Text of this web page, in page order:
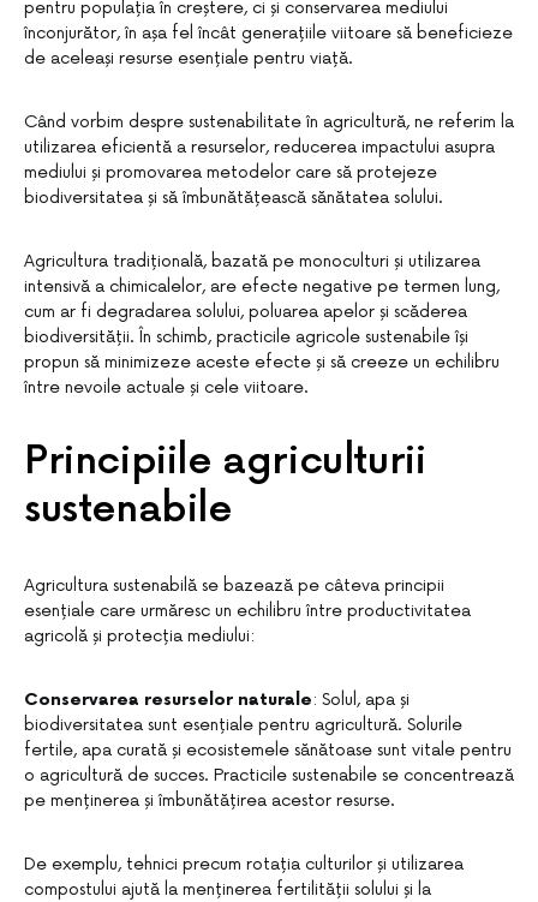
pentru populația în creștere, ci și conservarea mediului
înconjurător, în așa fel încât generațiile viitoare să beneficieze
de aceleași resurse esențiale pentru viață.
Când vorbim despre sustenabilitate în agricultură, ne referim la
utilizarea eficientă a resurselor, reducerea impactului asupra
mediului și promovarea metodelor care să protejeze
biodiversitatea și să îmbunătățească sănătatea solului.
Agricultura tradițională, bazată pe monoculturi și utilizarea
intensivă a chimicalelor, are efecte negative pe termen lung,
cum ar fi degradarea solului, poluarea apelor și scăderea
biodiversității. În schimb, practicile agricole sustenabile își
propun să minimizeze aceste efecte și să creeze un echilibru
între nevoile actuale și cele viitoare.
Principiile agriculturii
sustenabile
Agricultura sustenabilă se bazează pe câteva principii
esențiale care urmăresc un echilibru între productivitatea
agricolă și protecția mediului:
Conservarea resurselor naturale: Solul, apa și
biodiversitatea sunt esențiale pentru agricultură. Solurile
fertile, apa curată și ecosistemele sănătoase sunt vitale pentru
o agricultură de succes. Practicile sustenabile se concentrează
pe menținerea și îmbunătățirea acestor resurse.
De exemplu, tehnici precum rotația culturilor și utilizarea
compostului ajută la menținerea fertilității solului și la